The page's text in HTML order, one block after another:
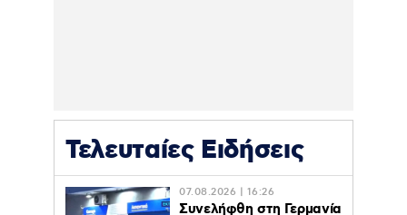
Τελευταίες Ειδήσεις
07.08.2026 | 16:26
Συνελήφθη στη Γερμανία